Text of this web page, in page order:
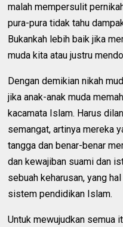
malah mempersulit
pura-pura tidak tahu
Bukankah lebih baik jika
muda kita atau justru
Dengan demikian nikah
jika anak-anak muda
kacamata Islam. Harus
semangat, artinya mereka
tangga dan benar-benar
dan kewajiban suami dan
sebuah keharusan, yang
sistem pendidikan Islam.
Untuk mewujudkan semua